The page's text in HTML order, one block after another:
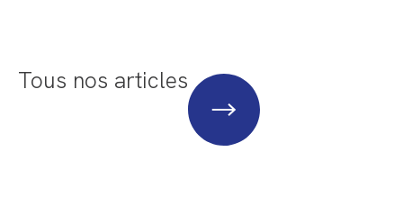
Tous nos articles